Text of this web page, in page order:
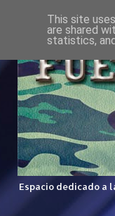
Espacio dedicado a
This site
are shared
statistics,